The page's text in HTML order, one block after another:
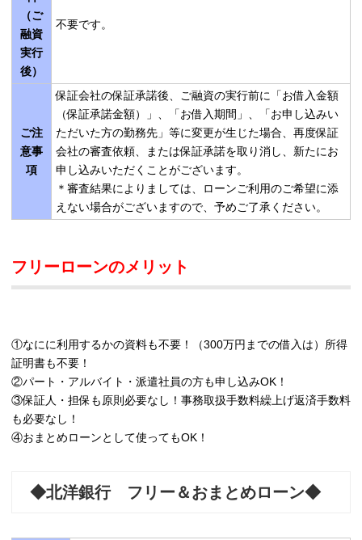
（ご
融資
実行
後）
不要です。
ご注
意事
項
保証会社の保証承諾後、ご融資の実行前に「お借入金額
（保証承諾金額）」、「お借入期間」、「お申し込みい
ただいた方の勤務先」等に変更が生じた場合、再度保証
会社の審査依頼、または保証承諾を取り消し、新たにお
申し込みいただくことがございます。
＊審査結果によりましては、ローンご利用のご希望に添
えない場合がございますので、予めご了承ください。
フリーローンのメリット
①なにに利用するかの資料も不要！（300万円までの借入は）所得
証明書も不要！
②パート・アルバイト・派遣社員の方も申し込みOK！
③保証人・担保も原則必要なし！事務取扱手数料繰上げ返済手数料
も必要なし！
④おまとめローンとして使ってもOK！
◆北洋銀行 フリー＆おまとめローン◆